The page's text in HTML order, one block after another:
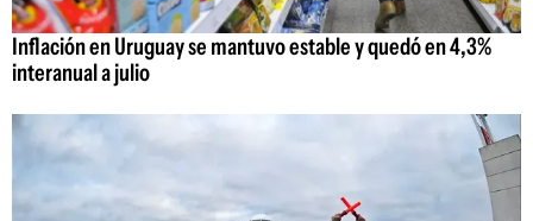
Inflación en Uruguay se mantuvo estable y quedó en 4,3%
interanual a julio